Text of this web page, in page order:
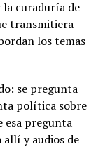
la curaduría de
transmitiera
los temas
se pregunta
política sobre
esa pregunta
allí y audios de